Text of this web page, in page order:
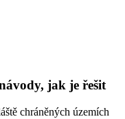
jak je řešit
chráněných územích